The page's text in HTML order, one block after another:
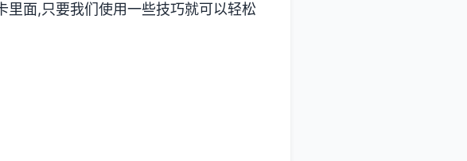
面,只要我们使用一些技巧就可以轻松